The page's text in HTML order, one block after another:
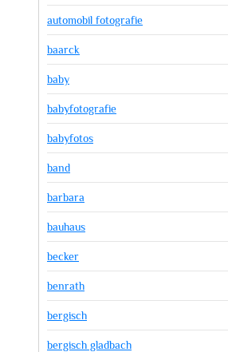
automobil fotografie
baarck
baby
babyfotografie
babyfotos
band
barbara
bauhaus
becker
benrath
bergisch
bergisch gladbach